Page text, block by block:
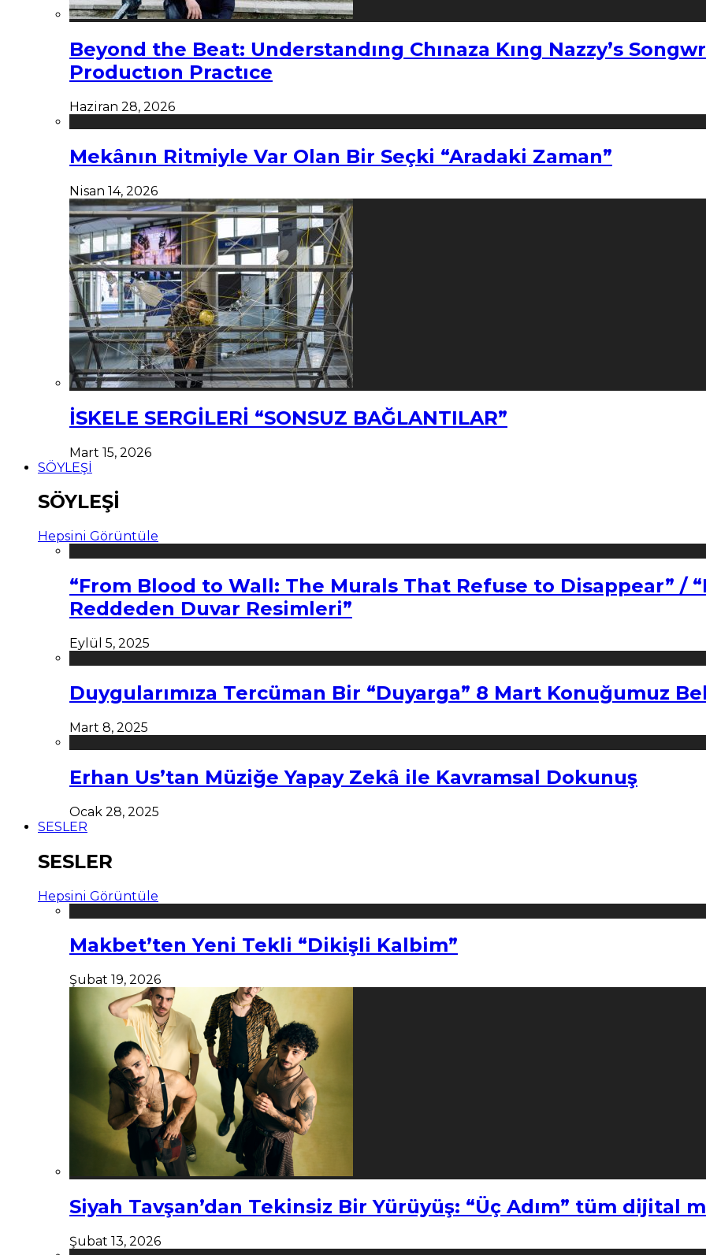
Beyond the Beat: Understandıng Chınaza Kıng Nazzy’s
Productıon Practıce
Haziran 28, 2026
Mekânın Ritmiyle Var Olan Bir Seçki “Aradaki Zaman”
Nisan 14, 2026
İSKELE SERGİLERİ “SONSUZ BAĞLANTILAR”
Mart 15, 2026
SÖYLEŞİ
SÖYLEŞİ
Hepsini Görüntüle
“From Blood to Wall: The Murals That Refuse to Disappear” /
Reddeden Duvar Resimleri”
Eylül 5, 2025
Duygularımıza Tercüman Bir “Duyarga” 8 Mart Konuğumuz
Mart 8, 2025
Erhan Us’tan Müziğe Yapay Zekâ ile Kavramsal Dokunuş
Ocak 28, 2025
SESLER
SESLER
Hepsini Görüntüle
Makbet’ten Yeni Tekli “Dikişli Kalbim”
Şubat 19, 2026
Siyah Tavşan’dan Tekinsiz Bir Yürüyüş: “Üç Adım” tüm dijital
Şubat 13, 2026